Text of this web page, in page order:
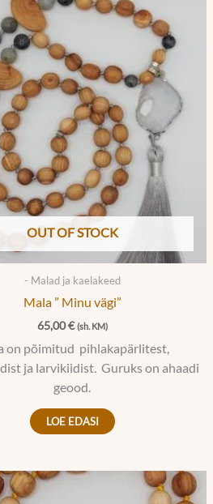
OUT OF STOCK
- Malad ja kaelakeed
Mala ” Minu vägi”
65,00€ (sh. KM)
on põimitud pihlakapärlitest,
ja larvikiidist. Guruks on ahaadi
geood.
LOE EDASI